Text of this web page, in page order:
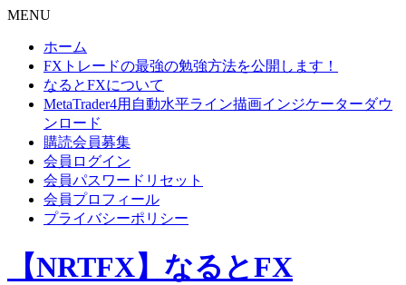
MENU
ホーム
FXトレードの最強の勉強方法を公開します！
なるとFXについて
MetaTrader4用自動水平ライン描画インジケーターダウ
ンロード
購読会員募集
会員ログイン
会員パスワードリセット
会員プロフィール
プライバシーポリシー
【NRTFX】なるとFX